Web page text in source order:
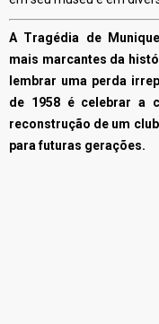
A Tragédia de
mais marcantes da
lembrar uma perda
de 1958 é celebrar a
reconstrução de um
para futuras gerações.